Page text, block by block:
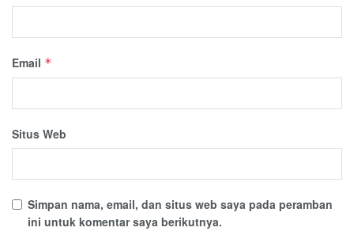
Email *
Situs Web
Simpan nama, email, dan situs web saya pada peramban
ini untuk komentar saya berikutnya.